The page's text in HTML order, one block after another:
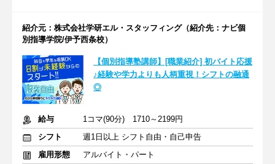
紹介元：株式会社学研エル・スタッフィング（紹介先：ナビ個
別指導学院/伊予西条校）
【個別指導塾講師】[職業紹介] 初バイト応援
♪経験や学力よりも人柄重視！シフトの融通
◎
給与
1コマ(90分) 1710～2199円
シフト
週1日以上 シフト自由・自己申告
雇用形態
アルバイト・パート